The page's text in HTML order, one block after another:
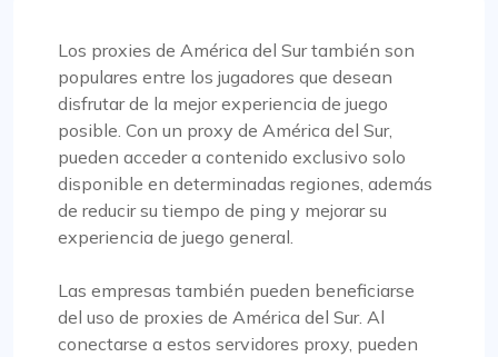
Los proxies funcionan como se supone que
deben hacerlo. Todo está bien
Al venir de fineproxy.de, estaba acostumbrado a
un cierto nivel de servicio. ProxyCompass no sólo
lo cumplió sino que superó mis expectativas con
soporte.
Los proxies de América del Sur también son
populares entre los jugadores que desean
disfrutar de la mejor experiencia de juego
posible. Con un proxy de América del Sur,
pueden acceder a contenido exclusivo solo
disponible en determinadas regiones, además
de reducir su tiempo de ping y mejorar su
experiencia de juego general.
Las empresas también pueden beneficiarse
del uso de proxies de América del Sur. Al
conectarse a estos servidores proxy, pueden